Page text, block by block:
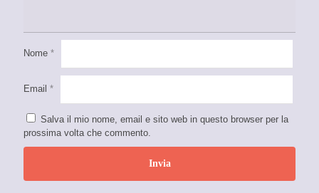
Nome *
Email *
Salva il mio nome, email e sito web in questo browser per la
prossima volta che commento.